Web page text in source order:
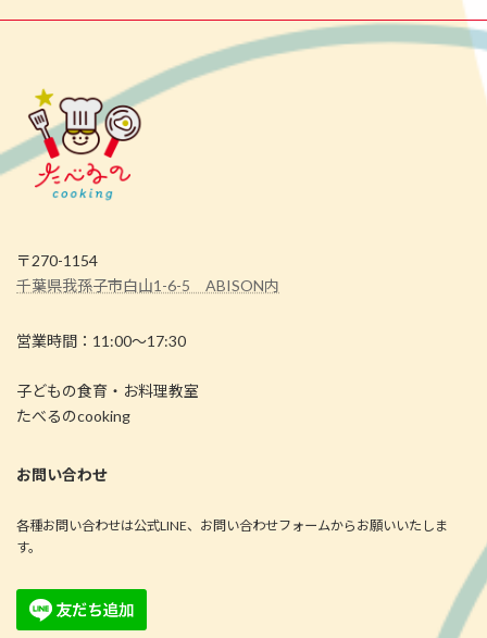
〒270-1154
千葉県我孫子市白山1-6-5 ABISON内
営業時間：11:00～17:30
子どもの食育・お料理教室
たべるのcooking
お問い合わせ
各種お問い合わせは公式LINE、お問い合わせフォームからお願いいたしま
す。